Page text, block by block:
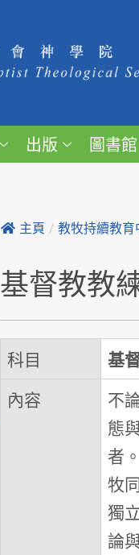
出版 圖書館
主頁 / 教牧持續教育
基督教教
科目 基
內容
不
態
者
牧
獨
論